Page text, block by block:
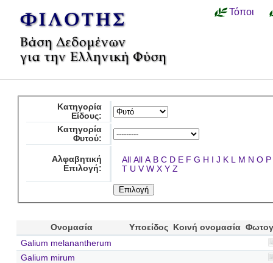
Τόποι
Κατηγορία
Είδους:
Κατηγορία
Φυτού:
Αλφαβητική
Επιλογή:
All All A B C D E F G H I J K L M N O P
T U V W X Y Z
Ονομασία Υποείδος Κοινή ονομασία
Galium melanantherum
Galium mirum